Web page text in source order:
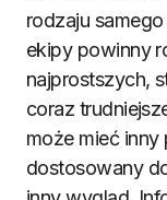
rodzaju
ekipy powinny
najprostszych,
coraz
może mieć
dostosowany